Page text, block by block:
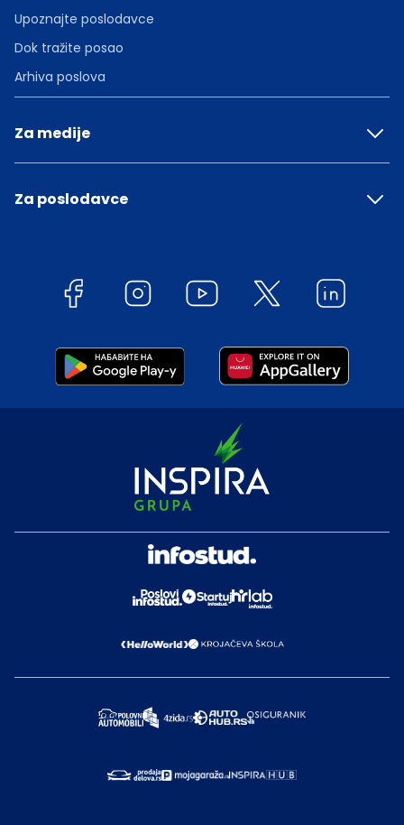
Upoznajte poslodavce
Dok tražite posao
Arhiva poslova
Za medije
Za poslodavce